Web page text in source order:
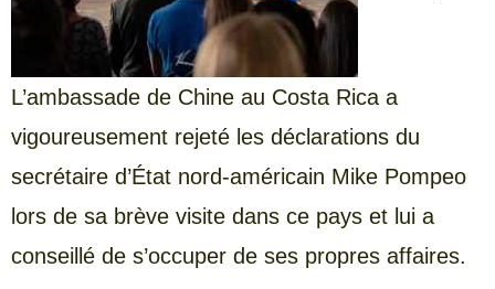
L’ambassade de Chine au Costa Rica a
vigoureusement rejeté les déclarations du
secrétaire d’État nord-américain Mike Pompeo
lors de sa brève visite dans ce pays et lui a
conseillé de s’occuper de ses propres affaires.